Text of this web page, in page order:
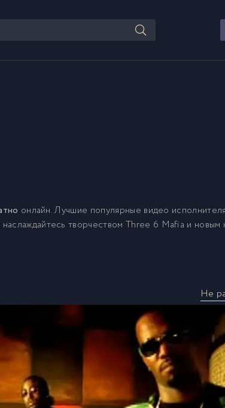
онлайн. Лучшие популярные видео
творчеством Three 6 Mafia и новым
Не